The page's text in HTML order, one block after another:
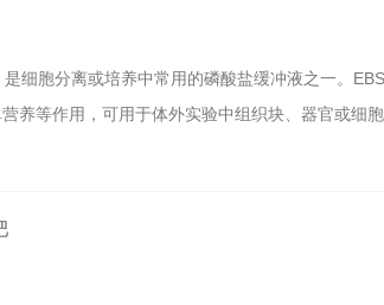
胞分离或培养中常用的磷酸盐缓冲液之一。
养等作用，可用于体外实验中组织块、器官或细